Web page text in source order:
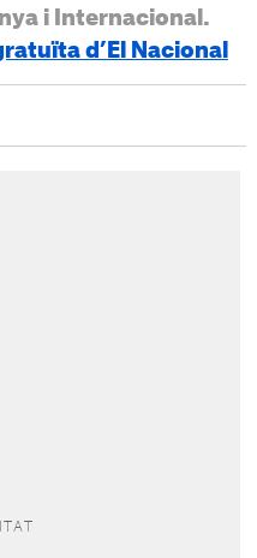
i Internacional.
d’El Nacional